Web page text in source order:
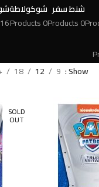
شنط سفر
0 Products
شوكولاطة
0 Products
16 Products
Show
9
12
18
SOLD
OUT